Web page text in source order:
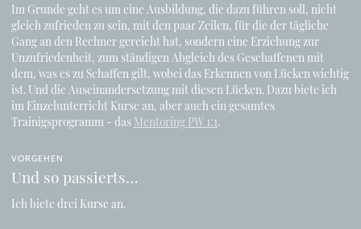
Im Grunde geht es um eine Ausbildung, die dazu führen soll, nicht
gleich zufrieden zu sein, mit den paar Zeilen, für die der tägliche
Gang an den Rechner gereicht hat, sondern eine Erziehung zur
Unzufriedenheit, zum ständigen Abgleich des Geschaffenen mit
dem, was es zu Schaffen gilt, wobei das Erkennen von Lücken wichtig
ist. Und die Auseinandersetzung mit diesen Lücken. Dazu biete ich
im Einzelunterricht Kurse an, aber auch ein gesamtes
Trainigsprogramm - das Mentoring PW 1:1.
VORGEHEN
Und so passierts…
Ich biete drei Kurse an.